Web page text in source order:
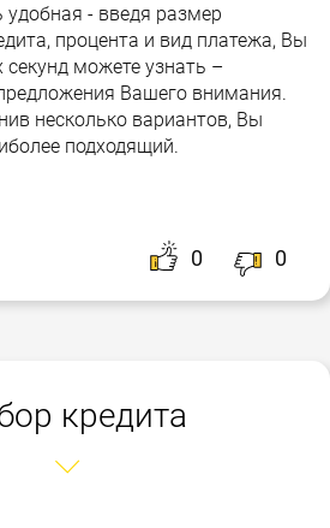
удобная - введя размер
процента и вид платежа, Вы
секунд можете узнать –
Вашего внимания.
несколько вариантов, Вы
подходящий.
0 0
кредита